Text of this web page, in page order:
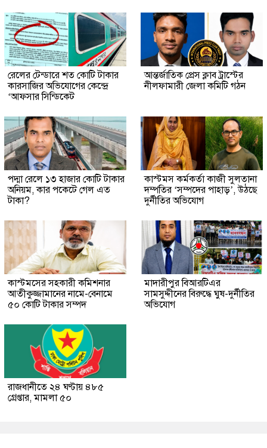
রেলের টেন্ডারে শত কোটি টাকার
কারসাজির অভিযোগের কেন্দ্রে
‘আফসার সিন্ডিকেট
আন্তর্জাতিক প্রেস ক্লাব ট্রাস্টের
নীলফামারী জেলা কমিটি গঠন
পদ্মা রেলে ১৩ হাজার কোটি টাকার
অনিয়ম, কার পকেটে গেল এত
টাকা?
কাস্টমস কর্মকর্তা কাজী সুলতানা
দম্পতির ‘সম্পদের পাহাড়’, উঠছে
দুর্নীতির অভিযোগ
কাস্টমসের সহকারী কমিশনার
আতীকুজ্জামানের নামে-বেনামে
৫০ কোটি টাকার সম্পদ
মাদারীপুর বিআরটিএর
সামসুদ্দীনের বিরুদ্ধে ঘুষ-দুর্নীতির
অভিযোগ
রাজধানীতে ২৪ ঘণ্টায় ৪৮৫
গ্রেপ্তার, মামলা ৫০